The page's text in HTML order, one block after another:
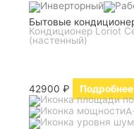
Бытовые
Кондиционер Loriot
(настенный)
42900₽
Подробнее